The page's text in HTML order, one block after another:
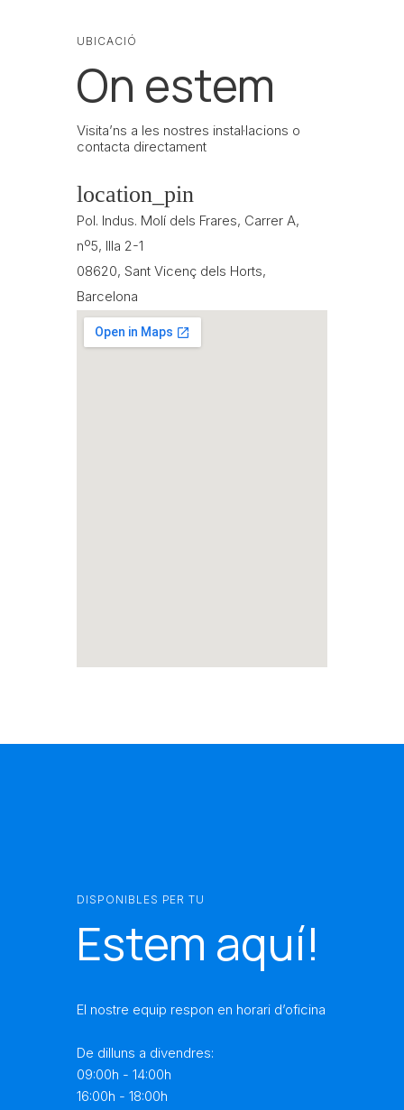
UBICACIÓ
On estem
Visita’ns a les nostres instal·lacions o
contacta directament
location_pin
Pol. Indus. Molí dels Frares, Carrer A,
nº5, Illa 2-1
08620, Sant Vicenç dels Horts,
Barcelona
DISPONIBLES PER TU
Estem aquí!
El nostre equip respon en horari d’oficina
De dilluns a divendres:
09:00h - 14:00h
16:00h - 18:00h